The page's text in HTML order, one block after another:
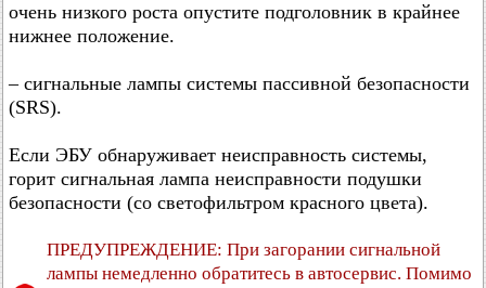
очень низкого роста опустите подголовник в крайнее
нижнее положение.
– сигнальные лампы системы пассивной безопасности
(SRS).
Если ЭБУ обнаруживает неисправность системы,
горит сигнальная лампа неисправности подушки
безопасности (со светофильтром красного цвета).
ПРЕДУПРЕЖДЕНИЕ: При загорании сигнальной
лампы немедленно обратитесь в автосервис. Помимо